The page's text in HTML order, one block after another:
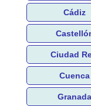
Cádiz
Ciudad
Cuenca
Granada